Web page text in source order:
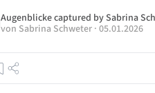
Augenblicke captured by Sabrina
von Sabrina Schweter · 05.01.2026